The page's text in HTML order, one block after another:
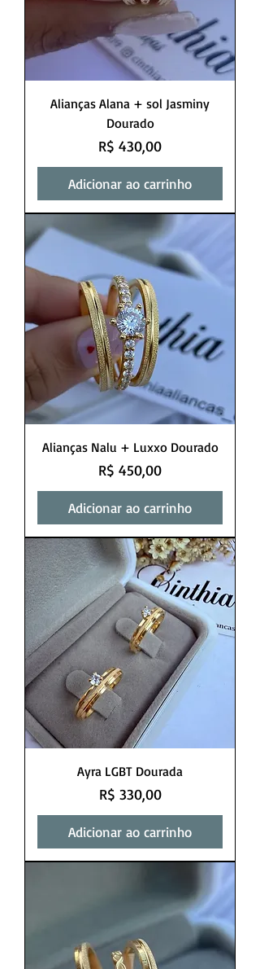
Alianças Alana + sol Jasminy
Dourado
Preço
R$ 430,00
Adicionar ao carrinho
Alianças Nalu + Luxxo Dourado
Preço
R$ 450,00
Adicionar ao carrinho
Ayra LGBT Dourada
Preço
R$ 330,00
Adicionar ao carrinho